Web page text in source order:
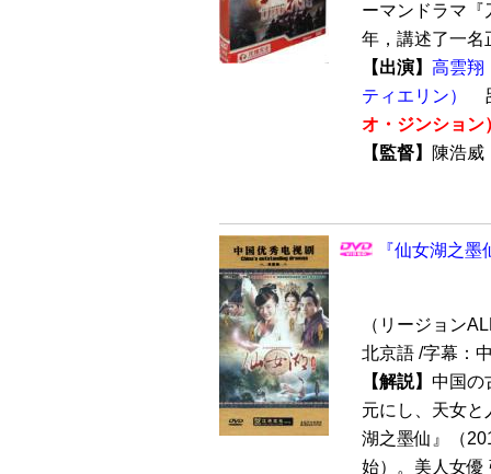
ーマンドラマ
年，講述了一名
【出演】 高雲翔
ティエリン）
オ・ジンション
【監督】
陳浩
『仙女湖之
（リージョン
北京語 /字幕：
【解説】 中国の
元にし、天女
湖之墨仙』（
始）。美人女優